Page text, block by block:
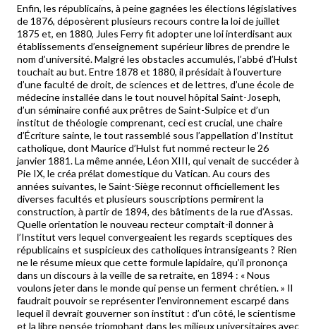
Enfin, les républicains, à peine gagnées les élections législatives
de 1876, déposèrent plusieurs recours contre la loi de juillet
1875 et, en 1880, Jules Ferry fit adopter une loi interdisant aux
établissements d’enseignement supérieur libres de prendre le
nom d’université. Malgré les obstacles accumulés, l’abbé d’Hulst
touchait au but. Entre 1878 et 1880, il présidait à l’ouverture
d’une faculté de droit, de sciences et de lettres, d’une école de
médecine installée dans le tout nouvel hôpital Saint-Joseph,
d’un séminaire confié aux prêtres de Saint-Sulpice et d’un
institut de théologie comprenant, ceci est crucial, une chaire
d’Écriture sainte, le tout rassemblé sous l’appellation d’Institut
catholique, dont Maurice d’Hulst fut nommé recteur le 26
janvier 1881. La même année, Léon XIII, qui venait de succéder à
Pie IX, le créa prélat domestique du Vatican. Au cours des
années suivantes, le Saint-Siège reconnut officiellement les
diverses facultés et plusieurs souscriptions permirent la
construction, à partir de 1894, des bâtiments de la rue d’Assas.
Quelle orientation le nouveau recteur comptait-il donner à
l’Institut vers lequel convergeaient les regards sceptiques des
républicains et suspicieux des catholiques intransigeants ? Rien
ne le résume mieux que cette formule lapidaire, qu’il prononça
dans un discours à la veille de sa retraite, en 1894 : « Nous
voulons jeter dans le monde qui pense un ferment chrétien. » Il
faudrait pouvoir se représenter l’environnement escarpé dans
lequel il devrait gouverner son institut : d’un côté, le scientisme
et la libre pensée triomphant dans les milieux universitaires avec